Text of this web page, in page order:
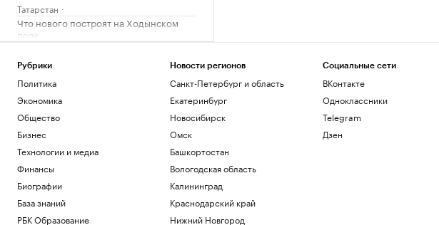
Татарстан
Что нового построят на Ходынском
поле
Чему и как сегодня учат топ-
управленцев
Образование
Как металлургия и горная добыча стали
главными драйверами реального ESG
Отрасли
Как Трамп решил положить конец
«родильному туризму» в США
Политика
Ахмату Кадырову присвоили звание
Героя Чеченской Республики
Рубрики
Политика
Экономика
Общество
Бизнес
Технологии и медиа
Финансы
Биографии
База знаний
РБК Образование
Новости регионов
Санкт-Петербург и область
Екатеринбург
Новосибирск
Омск
Башкортостан
Вологодская область
Калининград
Краснодарский край
Нижний Новгород
Социальные сети
ВКонтакте
Одноклассники
Telegram
Дзен